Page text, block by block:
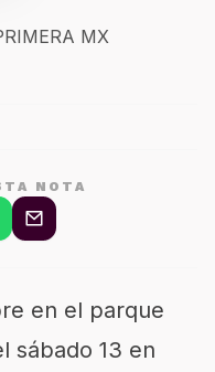
MX
NOTA
en el parque
sábado 13 en